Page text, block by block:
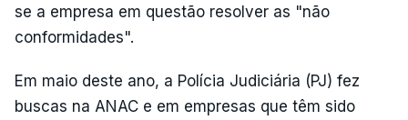
se a empresa em questão resolver as "não
conformidades".
Em maio deste ano, a Polícia Judiciária (PJ) fez
buscas na ANAC e em empresas que têm sido